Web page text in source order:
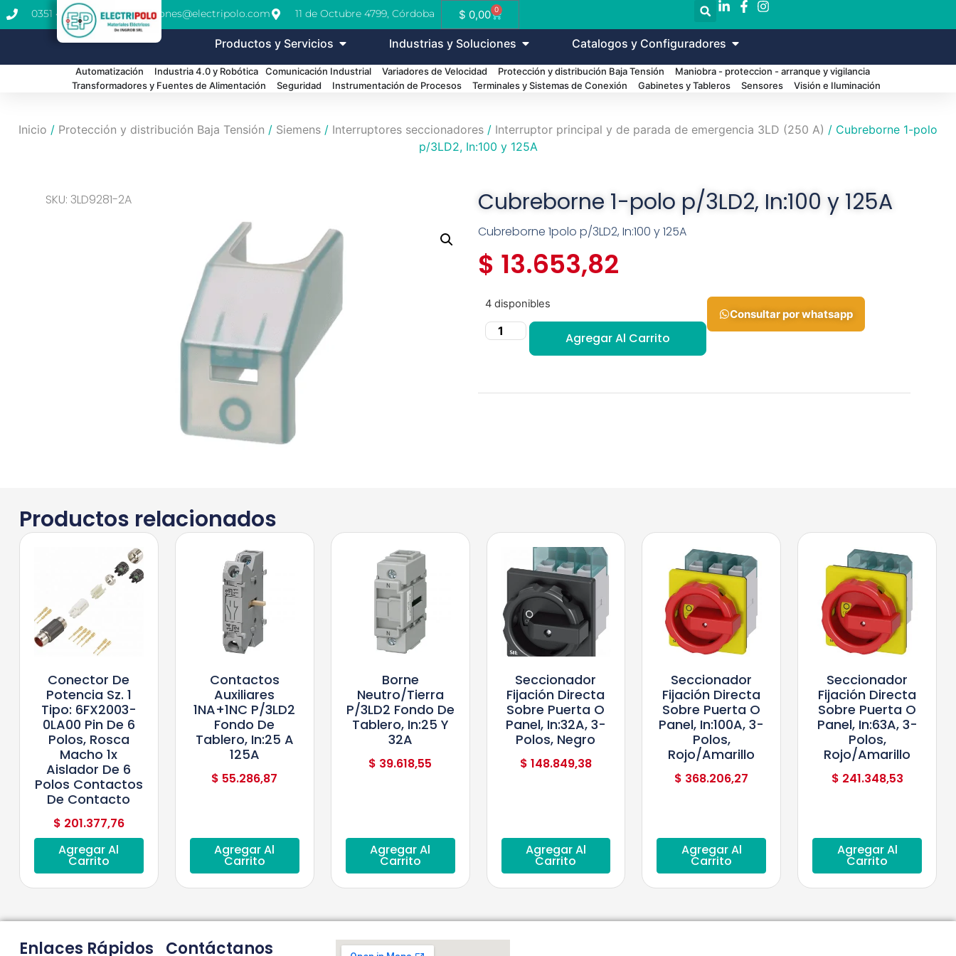
0351 462-1771 cotizaciones@electripolo.com 11 de Octubre 4799, Córdoba $ 0,00 0
Productos y Servicios Industrias y Soluciones Catalogos y Configuradores
Automatización Industria 4.0 y Robótica Comunicación Industrial Variadores de Velocidad Protección y distribución Baja Tensión
Maniobra - proteccion - arranque y vigilancia
Transformadores y Fuentes de Alimentación
Seguridad Instrumentación de Procesos Terminales y Sistemas de Conexión Gabinetes y Tableros Sensores Visión e Iluminación
Inicio / Protección y distribución Baja Tensión / Siemens / Interruptores seccionadores / Interruptor principal y de parada de emergencia 3LD (250 A) / Cubreborne 1-polo
p/3LD2, In:100 y 125A
SKU: 3LD9281-2A Cubreborne 1-polo p/3LD2, In:100 y 125A
Cubreborne 1polo p/3LD2, In:100 y 125A
$ 13.653,82
4 disponibles
Agregar Al Carrito
Consultar por whatsapp
Productos relacionados
Conector De
Potencia Sz. 1
Tipo: 6FX2003-
0LA00 Pin De 6
Polos, Rosca
Macho 1x
Aislador De 6
Polos Contactos
De Contacto
$ 201.377,76
Agregar Al
Carrito
Contactos
Auxiliares
1NA+1NC P/3LD2
Fondo De
Tablero, In:25 A
125A
$ 55.286,87
Agregar Al
Carrito
Borne
Neutro/tierra
P/3LD2 Fondo De
Tablero, In:25 Y
32A
$ 39.618,55
Agregar Al
Carrito
Seccionador
Fijación Directa
Sobre Puerta O
Panel, In:32A, 3-
Polos, Negro
$ 148.849,38
Agregar Al
Carrito
Seccionador
Fijación Directa
Sobre Puerta O
Panel, In:100A, 3-
Polos,
Rojo/Amarillo
$ 368.206,27
Agregar Al
Carrito
Seccionador
Fijación Directa
Sobre Puerta O
Panel, In:63A, 3-
Polos,
Rojo/Amarillo
$ 241.348,53
Agregar Al
Carrito
Enlaces Rápidos Contáctanos